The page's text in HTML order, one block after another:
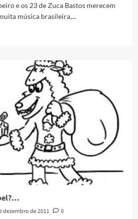
e os 23 de Zuca Bastos merecem
música brasileira,...
dezembro de 2011
0